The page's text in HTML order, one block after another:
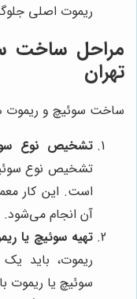
ریموت اصلی
مراحل ساخت
تهران
ساخت سوئیچ و ریموت
تشخیص نوع
تشخیص نوع
است. این کار
آن انجام می‌شود.
تهیه سوئیچ یا
ریموت، باید
سوئیچ یا ریموت